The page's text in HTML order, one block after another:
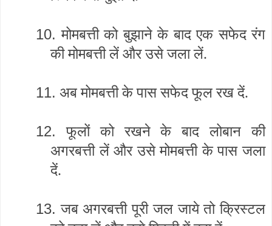
10. मोमबत्ती को बुझाने के बाद एक सफेद रंग
की मोमबत्ती लें और उसे जला लें.
11. अब मोमबत्ती के पास सफेद फूल रख दें.
12.
फूलों को रखने के बाद लोबान की
अगरबत्ती लें और उसे मोमबत्ती के पास जला
दें.
13. जब अगरबत्ती पूरी जल जाये तो क्रिस्टल